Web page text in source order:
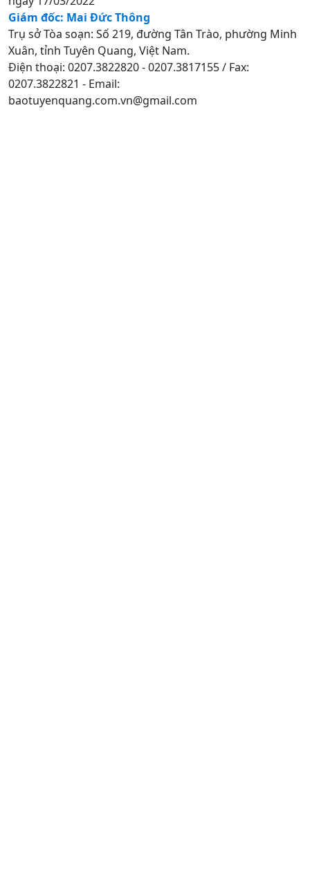
Giám đốc: Mai Đức Thông
Trụ sở Tòa soạn: Số 219, đường Tân Trào, phường Minh
Xuân, tỉnh Tuyên Quang, Việt Nam.
Điện thoại: 0207.3822820 - 0207.3817155 / Fax:
0207.3822821 - Email:
baotuyenquang.com.vn@gmail.com